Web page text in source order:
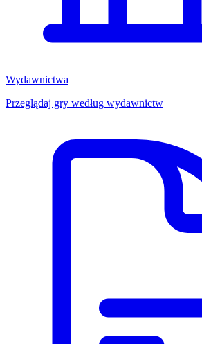
Wydawnictwa
Przeglądaj gry według wydawnictw